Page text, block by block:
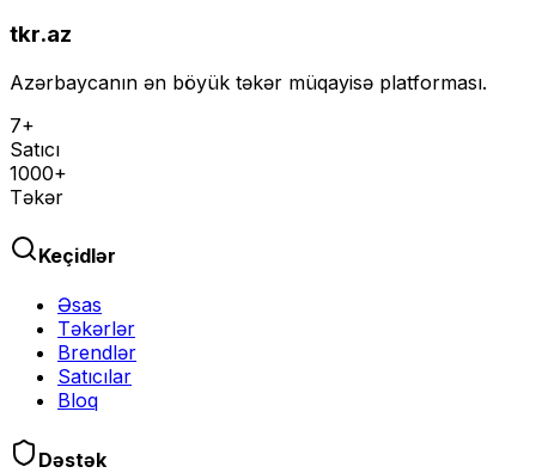
tkr.az
Azərbaycanın ən böyük təkər müqayisə platforması.
7+
Satıcı
1000+
Təkər
Keçidlər
Əsas
Təkərlər
Brendlər
Satıcılar
Bloq
Dəstək